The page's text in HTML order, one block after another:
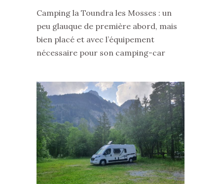
Camping la Toundra les Mosses : un
peu glauque de première abord, mais
bien placé et avec l’équipement
nécessaire pour son camping-car